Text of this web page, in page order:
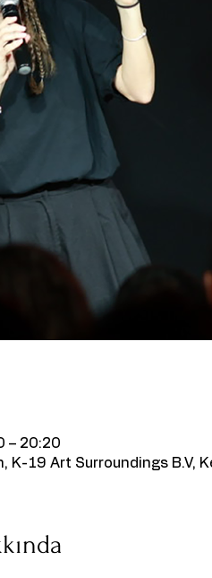
– 20:20
K-19 Art Surroundings B.V,